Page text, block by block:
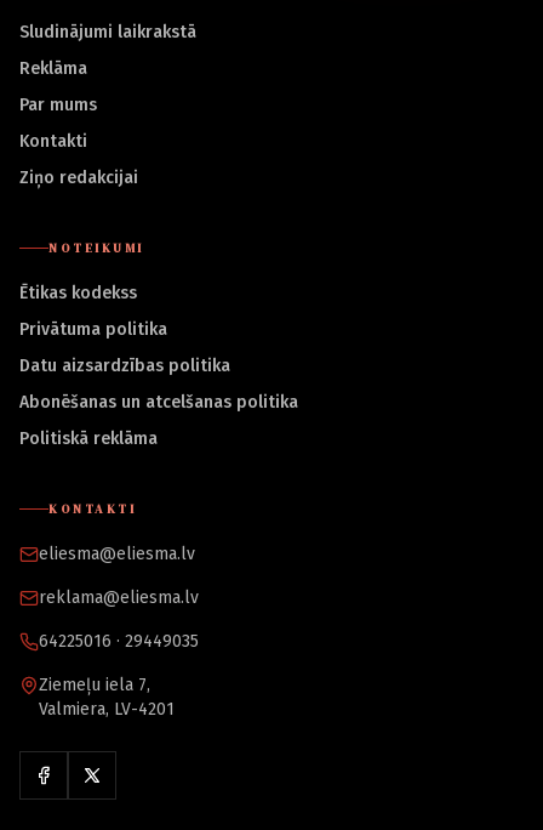
Sludinājumi laikrakstā
Reklāma
Par mums
Kontakti
Ziņo redakcijai
NOTEIKUMI
Ētikas kodekss
Privātuma politika
Datu aizsardzības politika
Abonēšanas un atcelšanas politika
Politiskā reklāma
KONTAKTI
eliesma@eliesma.lv
reklama@eliesma.lv
64225016 · 29449035
Ziemeļu iela 7,
Valmiera, LV-4201